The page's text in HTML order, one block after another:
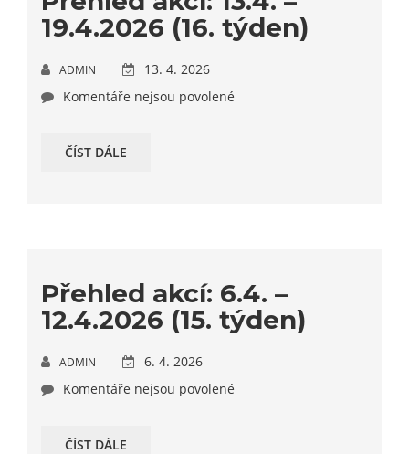
19.4.2026 (16. týden)
ADMIN
13. 4. 2026
Komentáře nejsou povolené
ČÍST DÁLE
Přehled akcí: 6.4. –
12.4.2026 (15. týden)
ADMIN
6. 4. 2026
Komentáře nejsou povolené
ČÍST DÁLE